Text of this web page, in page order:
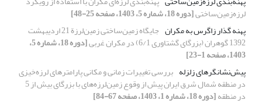
لرزه‌زمین‌ساختی[دوره 18، شماره 5، 1403، صفحه 25-48]
پهنه گذار زاگرس به مکران
جایگاه ‌زمین‌ساختی زمین‌لرزة 21 اردیبهشت
1392 گوهران (بزرگای گشتاوری 6/1) در مکران غربی [دوره 18، شماره 5،
1403، صفحه 1-23]
پیش‌نشانگرهای زلزله بررسی تغییرات زمانی و مکانی پارامترهای لرزه‌خیزی
در منطقه شمال شرق ایران پیش از وقوع زمین‌لرزه‌های با بزرگای بیش از 5
در منطقه[دوره 18، شماره 1، 1403، صفحه 67-84]